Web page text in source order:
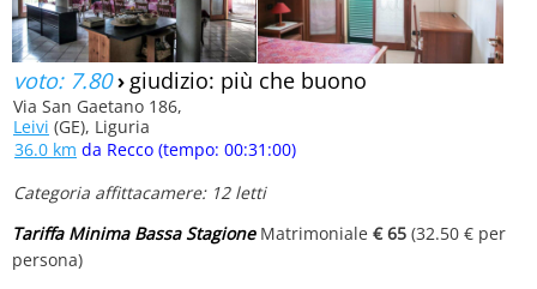
voto: 7.80› giudizio: più che buono
Via San Gaetano 186,
Leivi (GE), Liguria
36.0 km da Recco (tempo: 00:31:00)
Categoria affittacamere: 12 letti
Tariffa Minima Bassa StagioneMatrimoniale € 65 (32.50 € per
persona)